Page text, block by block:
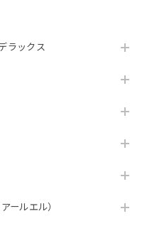
ラックス
ールエル）